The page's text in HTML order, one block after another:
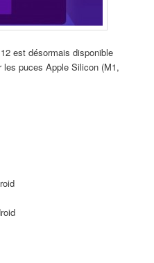
est désormais disponible
puces Apple Silicon (M1,